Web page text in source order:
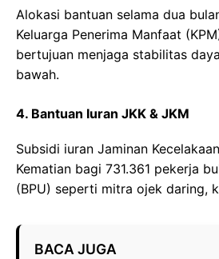
Alokasi bantuan selama dua
Keluarga Penerima Manfaat
bertujuan menjaga stabilitas
bawah.
4. Bantuan Iuran JKK & JKM
Subsidi iuran Jaminan
Kematian bagi 731.361 pekerja
(BPU) seperti mitra ojek daring,
BACA JUGA